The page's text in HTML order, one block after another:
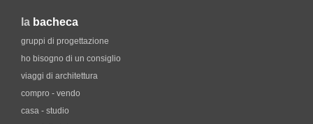
la bacheca
gruppi di progettazione
ho bisogno di un consiglio
viaggi di architettura
compro - vendo
casa - studio